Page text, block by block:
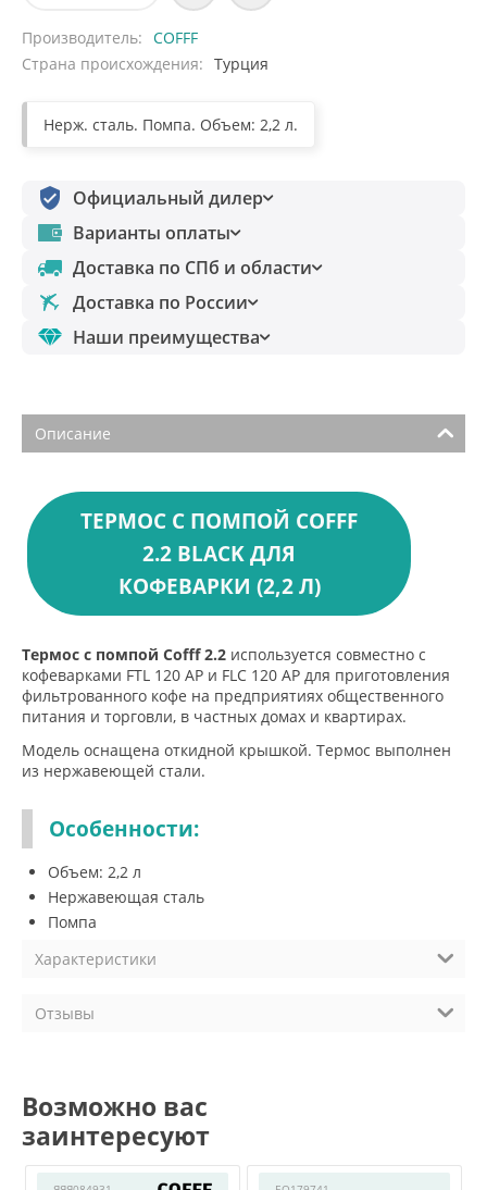
Производитель
COFFF
Страна происхождения
Турция
Нерж. сталь. Помпа. Объем: 2,2 л.
Официальный дилер
Варианты оплаты
Доставка по СПб и области
Доставка по России
Наши преимущества
Описание
ТЕРМОС С ПОМПОЙ COFFF
2.2 BLACK ДЛЯ
КОФЕВАРКИ (2,2 Л)
Термос с помпой Cofff 2.2 используется совместно с
кофеварками FTL 120 AP и FLC 120 AP для приготовления
фильтрованного кофе на предприятиях общественного
питания и торговли, в частных домах и квартирах.
Модель оснащена откидной крышкой. Термос выполнен
из нержавеющей стали.
Особенности:
Объем: 2,2 л
Нержавеющая сталь
Помпа
Характеристики
Отзывы
Возможно вас
заинтересуют